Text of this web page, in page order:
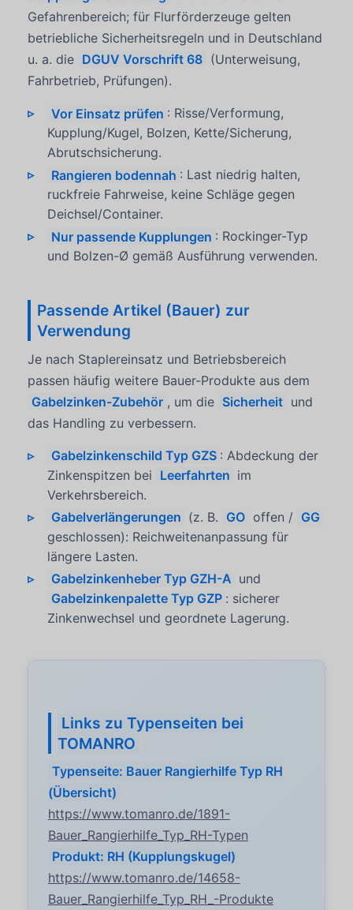
Gefahrenbereich; für Flurförderzeuge gelten
betriebliche Sicherheitsregeln und in Deutschland
u. a. die DGUV Vorschrift 68 (Unterweisung,
Fahrbetrieb, Prüfungen).
Vor Einsatz prüfen : Risse/Verformung,
Kupplung/Kugel, Bolzen, Kette/Sicherung,
Abrutschsicherung.
Rangieren bodennah : Last niedrig halten,
ruckfreie Fahrweise, keine Schläge gegen
Deichsel/Container.
Nur passende Kupplungen : Rockinger-Typ
und Bolzen-Ø gemäß Ausführung verwenden.
Passende Artikel (Bauer) zur
Verwendung
Je nach Staplereinsatz und Betriebsbereich
passen häufig weitere Bauer-Produkte aus dem
Gabelzinken-Zubehör , um die Sicherheit und
das Handling zu verbessern.
Gabelzinkenschild Typ GZS : Abdeckung der
Zinkenspitzen bei Leerfahrten im
Verkehrsbereich.
Gabelverlängerungen (z. B. GO offen / GG
geschlossen): Reichweitenanpassung für
längere Lasten.
Gabelzinkenheber Typ GZH-A und
Gabelzinkenpalette Typ GZP : sicherer
Zinkenwechsel und geordnete Lagerung.
Links zu Typenseiten bei
TOMANRO
Typenseite: Bauer Rangierhilfe Typ RH
(Übersicht)
https://www.tomanro.de/1891-
Bauer_Rangierhilfe_Typ_RH-Typen
Produkt: RH (Kupplungskugel)
https://www.tomanro.de/14658-
Bauer_Rangierhilfe_Typ_RH_-Produkte